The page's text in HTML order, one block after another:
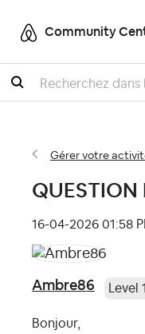
Community
Recherche
Gérer votre
QUESTION
‎16-04-2026 01:58
Ambre86 Level 1
Bonjour,